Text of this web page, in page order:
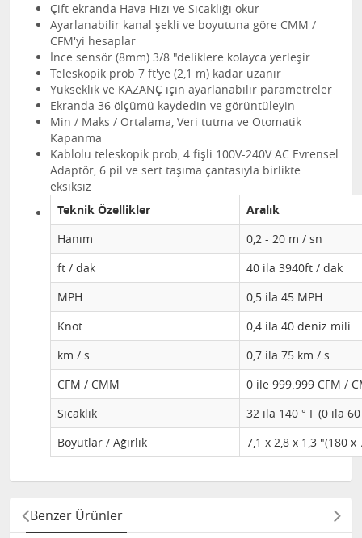
Çift ekranda Hava Hızı ve Sıcaklığı okur
Ayarlanabilir kanal şekli ve boyutuna göre CMM /
CFM'yi hesaplar
İnce sensör (8mm) 3/8 "deliklere kolayca yerleşir
Teleskopik prob 7 ft'ye (2,1 m) kadar uzanır
Yükseklik ve KAZANÇ için ayarlanabilir parametreler
Ekranda 36 ölçümü kaydedin ve görüntüleyin
Min / Maks / Ortalama, Veri tutma ve Otomatik
Kapanma
Kablolu teleskopik prob, 4 fişli 100V-240V AC Evrensel
Adaptör, 6 pil ve sert taşıma çantasıyla birlikte
eksiksiz
Teknik Özellikler
Aralık
Hanım
0,2 - 20 m / sn
ft / dak
40 ila 3940ft / dak
MPH
0,5 ila 45 MPH
Knot
0,4 ila 40 deniz mili
km / s
0,7 ila 75 km / s
CFM / CMM
0 ile 999.999 CFM /
Sıcaklık
32 ila 140 ° F (0 ila 60
Boyutlar / Ağırlık
7,1 x 2,8 x 1,3 "(180
Benzer Ürünler